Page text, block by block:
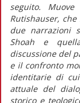
seguito.
Rutishauser,
due narrazioni
Shoah e
discussione del
e il confronto
identitarie di
attuale del
storico e